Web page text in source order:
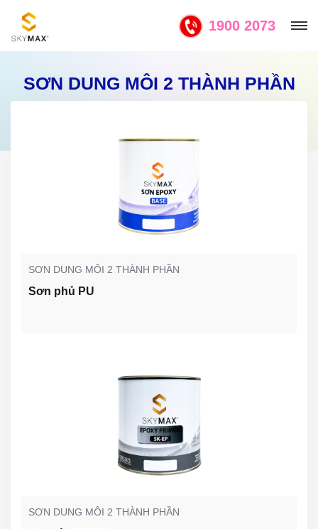
1900 2073
SƠN DUNG MÔI 2 THÀNH PHẦN
SƠN DUNG MÔI 2 THÀNH PHẦN
Sơn phủ PU
SƠN DUNG MÔI 2 THÀNH PHẦN